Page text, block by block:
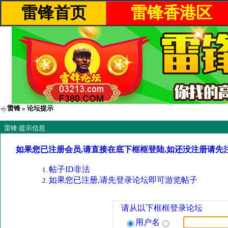
雷锋首页 雷锋香港区
雷锋 » 论坛提示
雷锋 提示信息
如果您已注册会员,请直接在底下框框登陆,如还没注册请先
帖子ID非法
如果您已注册,请先登录论坛即可游览帖子
请从以下框框登录论坛
用户名